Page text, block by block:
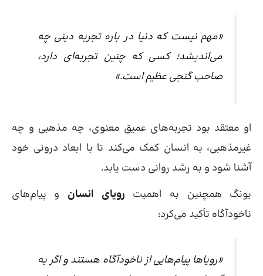
«مهم نیست که دنیا در باره تجربه دینی چه
می‌اندیشد؛ کسی که چنین تجربه‌ای دارد،
صاحب گنجی عظیم است.»
او معتقد بود تجربه‌های عمیق معنوی، چه مذهبی و چه
غیرمذهبی، به انسان کمک می‌کند تا با ابعاد درونی خود
آشنا شود و به رشد روانی دست یابد.
یونگ همچنین به اهمیت رویای انسان و پیام‌های
ناخودآگاه تأکید می‌کرد:
«رویاها پیام‌هایی از ناخودآگاه هستند و اگر به